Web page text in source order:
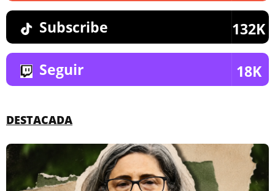
Subscribe 132K
Seguir 18K
DESTACADA